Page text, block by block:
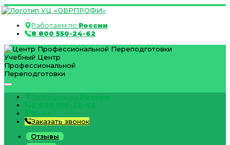
Работаем по России
8 800 550-24-62
Учебный Центр
Профессиональной
Переподготовки
Работаем по России
8 800 550-24-62
Вход
Заказать звонок
Отзывы